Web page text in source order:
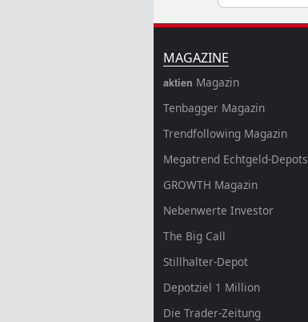
MAGAZINE
aktien Magazin
Tenbagger Magazin
Trendfollowing Magazin
Megatrend Echtgeld-Depots
GROWTH Magazin
Nebenwerte Investor
The Big Call
Stillhalter-Depot
Depotziel 1 Million
Die Trader-Zeitung